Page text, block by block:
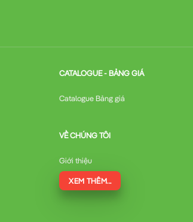
CATALOGUE - BẢNG GIÁ
Catalogue Bảng giá
VỀ CHÚNG TÔI
Giới thiệu
XEM THÊM...